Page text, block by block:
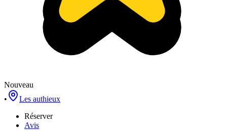
Nouveau
•
Les authieux
Réserver
Avis